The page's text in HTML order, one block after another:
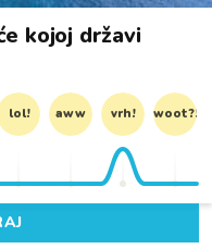
kojoj državi
lol! aww vrh! woot?!